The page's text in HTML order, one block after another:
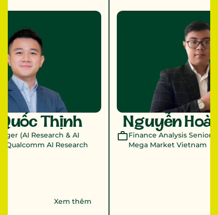
Thịnh
(AI Research & AI
Qualcomm AI Research
Xem thêm
Nguyễn
Finance Analysis Senior
Mega Market Vietnam